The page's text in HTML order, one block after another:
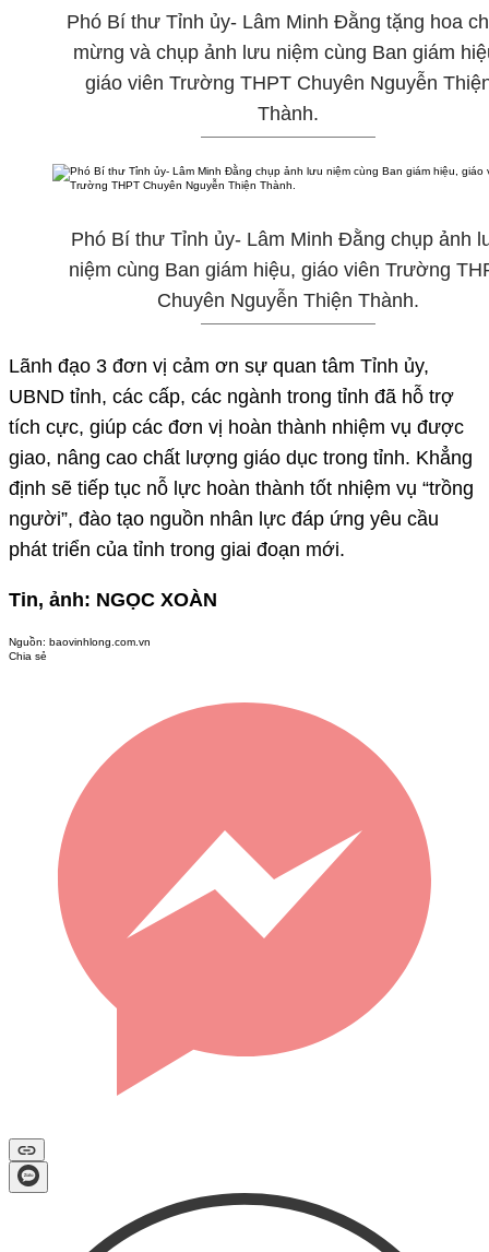
Phó Bí thư Tỉnh ủy- Lâm Minh Đằng tặng hoa
mừng và chụp ảnh lưu niệm cùng Ban giám
giáo viên Trường THPT Chuyên Nguyễn
Thành.
Phó Bí thư Tỉnh ủy- Lâm Minh Đằng chụp ảnh
niệm cùng Ban giám hiệu, giáo viên Trường
Chuyên Nguyễn Thiện Thành.
Lãnh đạo 3 đơn vị cảm ơn sự quan tâm Tỉnh ủy,
UBND tỉnh, các cấp, các ngành trong tỉnh đã hỗ trợ
tích cực, giúp các đơn vị hoàn thành nhiệm vụ được
giao, nâng cao chất lượng giáo dục trong tỉnh. Khẳng
định sẽ tiếp tục nỗ lực hoàn thành tốt nhiệm vụ “trồng
người”, đào tạo nguồn nhân lực đáp ứng yêu cầu
phát triển của tỉnh trong giai đoạn mới.
Tin, ảnh: NGỌC XOÀN
Nguồn: baovinhlong.com.vn
Chia sẻ